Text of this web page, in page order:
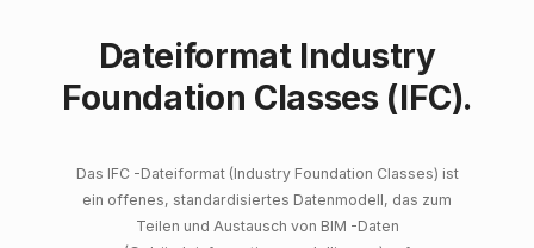
Dateiformat Industry
Foundation Classes (IFC).
Das IFC -Dateiformat (Industry Foundation Classes) ist
ein offenes, standardisiertes Datenmodell, das zum
Teilen und Austausch von BIM -Daten